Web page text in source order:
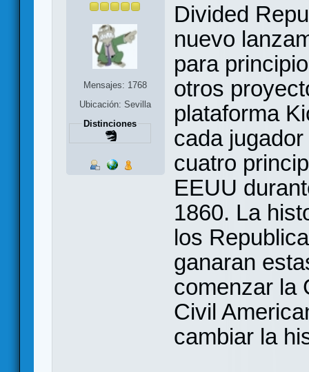
Mensajes: 1768
Ubicación: Sevilla
Distinciones
Divided
nuevo
para
otros
plataforma
cada
cuatro
EEUU
1860. La
los
ganaran
comenzar la
Civil
cambiar la